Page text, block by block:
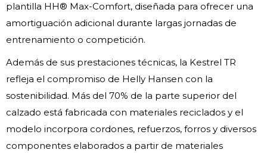
plantilla HH® Max-Comfort, diseñada para ofrecer una
amortiguación adicional durante largas jornadas de
entrenamiento o competición.
Además de sus prestaciones técnicas, la Kestrel TR
refleja el compromiso de Helly Hansen con la
sostenibilidad. Más del 70% de la parte superior del
calzado está fabricada con materiales reciclados y el
modelo incorpora cordones, refuerzos, forros y diversos
componentes elaborados a partir de materiales